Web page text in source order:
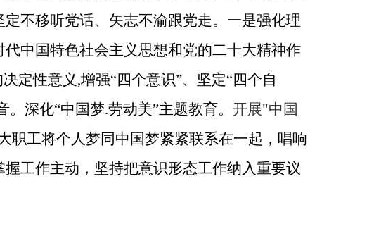
不移听党话、矢志不渝跟党走。一是强化理
中国特色社会主义思想和党的二十大精神作
定性意义,增强“四个意识”、坚定“四个自
深化“中国梦.劳动美”主题教育。 开展"中国
职工将个人梦同中国梦紧紧联系在一起，唱响
工作主动，坚持把意识形态工作纳入重要议